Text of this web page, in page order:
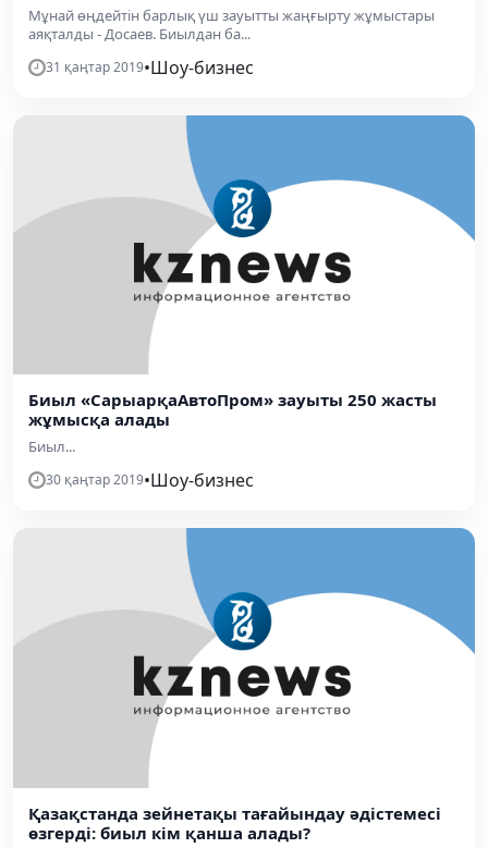
Мұнай өңдейтін барлық үш зауытты жаңғырту жұмыстары
аяқталды - Досаев. Биылдан ба...
31 қаңтар 2019•Шоу-бизнес
Биыл «СарыарқаАвтоПром» зауыты 250 жасты
жұмысқа алады
Биыл...
30 қаңтар 2019•Шоу-бизнес
Қазақстанда зейнетақы тағайындау әдістемесі
өзгерді: биыл кім қанша алады?